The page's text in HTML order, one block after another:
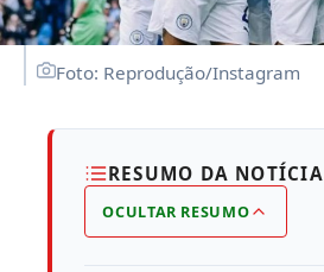
Foto: Reprodução/Instagram
RESUMO DA NOTÍCIA
OCULTAR RESUMO